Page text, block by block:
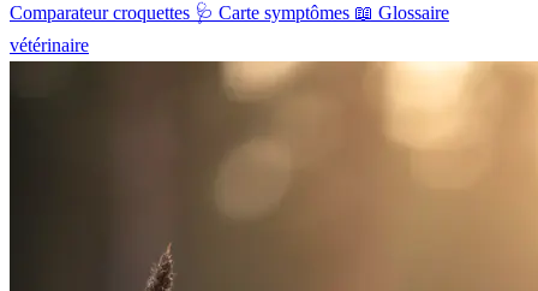
Comparateur croquettes 🩺 Carte symptômes 📖 Glossaire
vétérinaire